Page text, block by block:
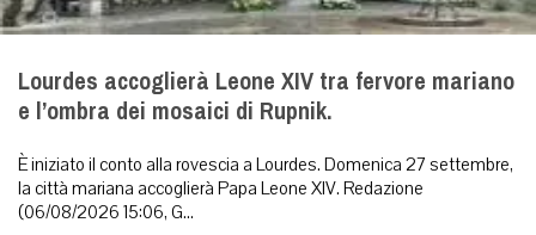
Lourdes accoglierà Leone XIV tra fervore mariano
e l’ombra dei mosaici di Rupnik.
È iniziato il conto alla rovescia a Lourdes. Domenica 27 settembre,
la città mariana accoglierà Papa Leone XIV. Redazione
(06/08/2026 15:06, G...